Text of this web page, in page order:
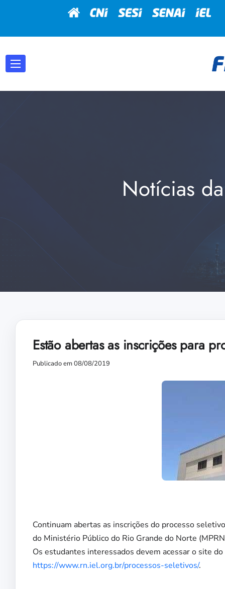
Notícias
Estão abertas as inscrições para
Publicado em 08/08/2019
Continuam abertas as inscrições do processo
do Ministério Público do Rio Grande do Norte
Os estudantes interessados devem acessar o site
https://www.rn.iel.org.br/processos-seletivos/.